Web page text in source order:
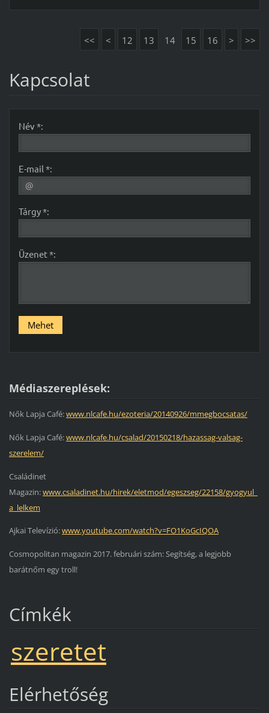
<< < 12 13 14 15 16 > >>
Kapcsolat
Név *:
E-mail *:
Tárgy *:
Üzenet *:
Médiaszereplések:
Nők Lapja Café:www.nlcafe.hu/ezoteria/20140926/mmegbocsatas/
Nők Lapja Café:www.nlcafe.hu/csalad/20150218/hazassag-valsag-
szerelem/
Családinet
Magazin:www.csaladinet.hu/hirek/eletmod/egeszseg/22158/gyogyul_
a_lelkem
Ajkai Televízió:www.youtube.com/watch?v=FO1KoGcIQOA
Cosmopolitan magazin 2017. februári szám: Segítség, a legjobb
barátnőm egy troll!
Címkék
szeretet
Elérhetőség